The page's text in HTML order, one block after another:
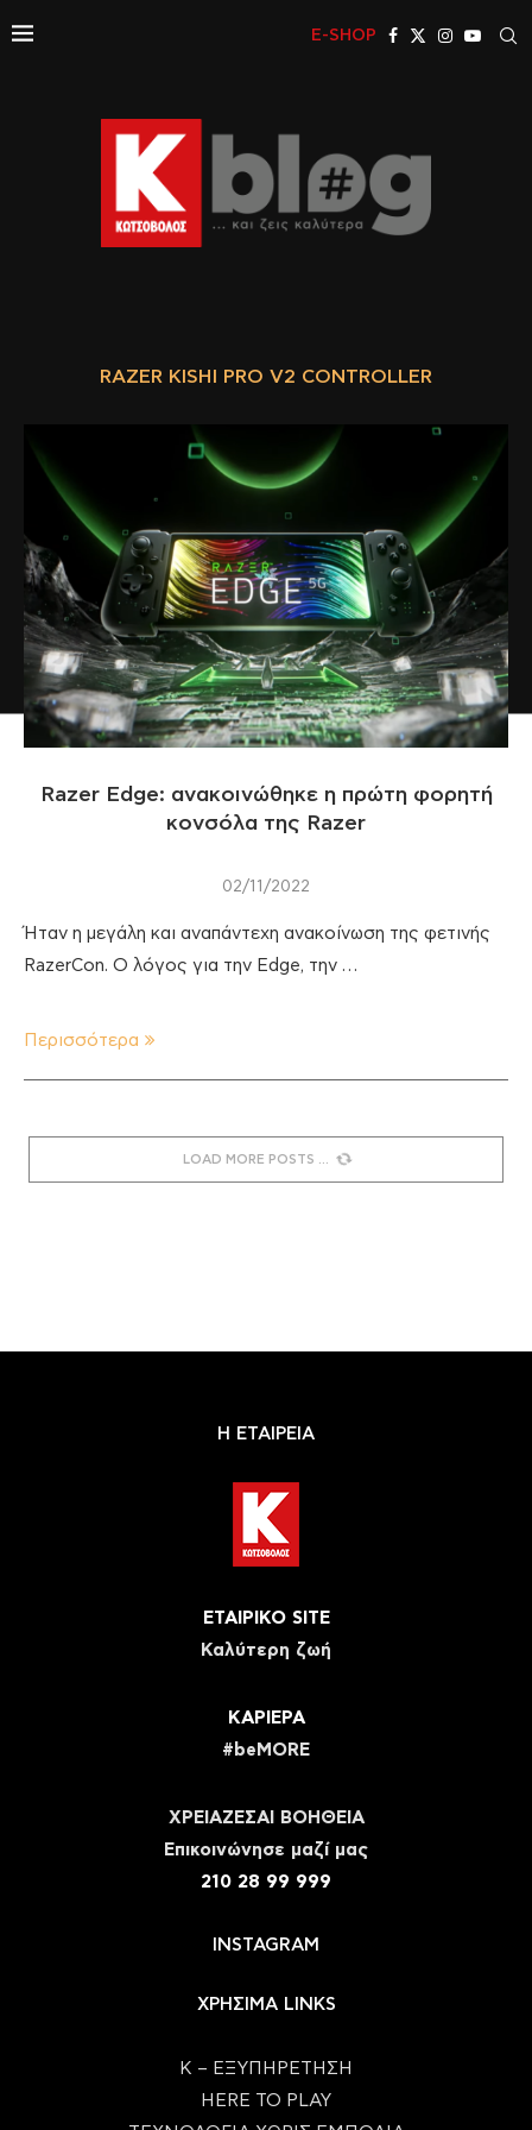
E-SHOP
RAZER KISHI PRO V2 CONTROLLER
Razer Edge: ανακοινώθηκε η πρώτη φορητή
κονσόλα της Razer
02/11/2022
Ήταν η μεγάλη και αναπάντεχη ανακοίνωση της φετινής
RazerCon. Ο λόγος για την Edge, την …
Περισσότερα
LOAD MORE POSTS
Η ΕΤΑΙΡΕΙΑ
ΕΤΑΙΡΙΚΟ SITE
Καλύτερη ζωή
ΚΑΡΙΕΡΑ
#beMORE
ΧΡΕΙΑΖΕΣΑΙ ΒΟΗΘΕΙΑ
Eπικοινώνησε μαζί μας
210 28 99 999
INSTAGRAM
ΧΡΗΣΙΜΑ LINKS
Κ – ΕΞΥΠΗΡΕΤΗΣΗ
HERE TO PLAY